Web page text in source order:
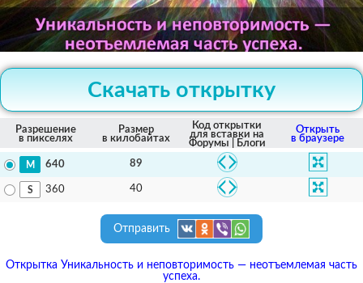
Скачать открытку
Разрешение
в пикселях
Размер
в килобайтах
Код открытки
для вставки на
Форумы | Блоги
Открыть
в браузере
640 89
360 40
Отправить
Открытка Уникальность и неповторимость — неотъемлемая часть
успеха.